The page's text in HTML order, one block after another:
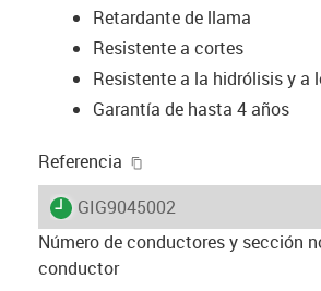
Retardante de llama
Resistente a cortes
Resistente a la hidrólisis y a
Garantía de hasta 4 años
Referencia
igus-icon-lieferzeit
GIG9045002
Número de conductores y sección
conductor